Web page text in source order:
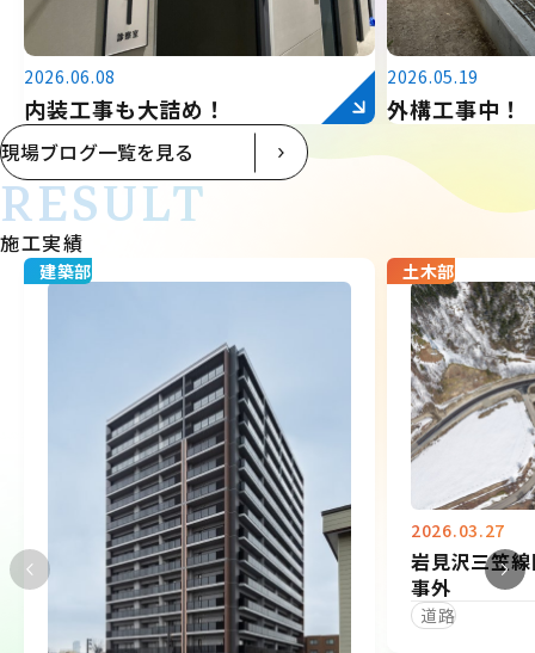
2026.06.08
内装工事も大詰め！
2026.05.19
外構工事中！
現場ブログ一覧を見る
施工実績
RESULT
建築部 土木部
2026.03.27
岩見沢三笠
事外
道路